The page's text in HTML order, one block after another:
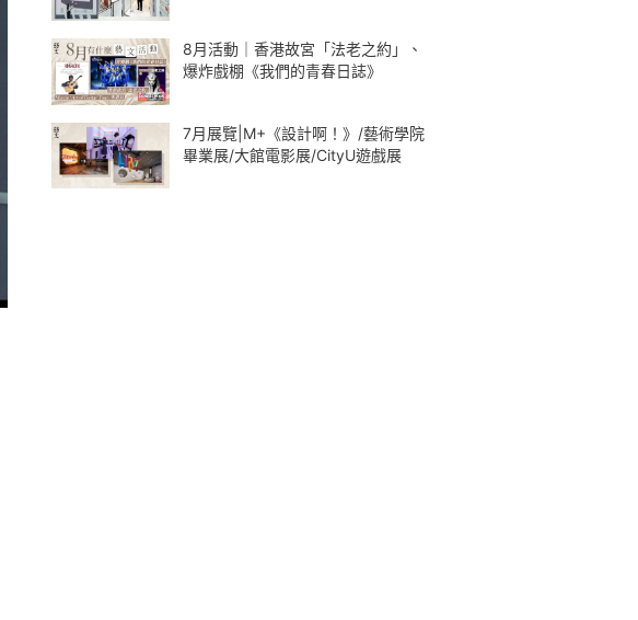
8月活動｜香港故宮「法老之約」、
爆炸戲棚《我們的青春日誌》
7月展覽|M+《設計啊！》/藝術學院
畢業展/大館電影展/CityU遊戲展